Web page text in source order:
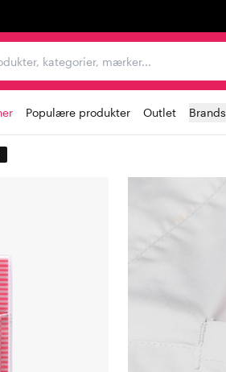
kategorier, mærker...
Populære produkter Outlet Brands